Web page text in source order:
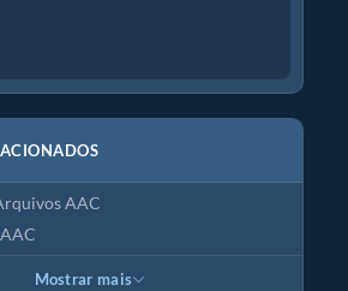
AAC
Mostrar mais